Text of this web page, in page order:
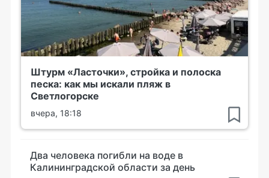
Штурм «Ласточки», стройка и полоска
песка: как мы искали пляж в
Светлогорске
вчера, 18:18
Два человека погибли на воде в
Калининградской области за день